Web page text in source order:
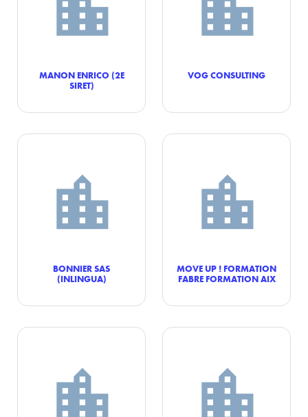
MANON ENRICO (2E
SIRET)
VOG CONSULTING
BONNIER SAS
(INLINGUA)
MOVE UP ! FORMATION
FABRE FORMATION AIX